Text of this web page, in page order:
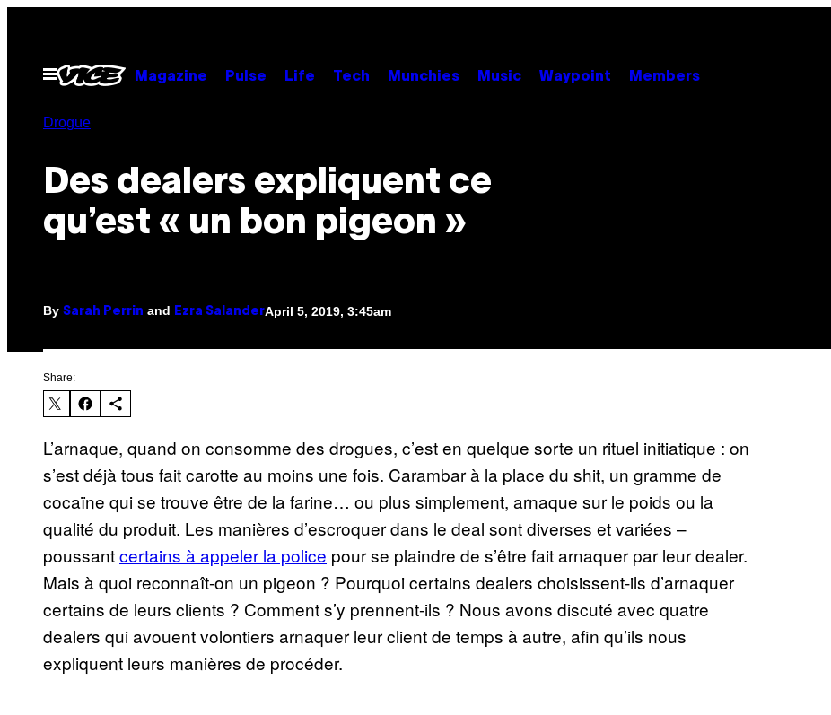
contentOpen
Menu
Magazine Pulse Life Tech Munchies Music Waypoint Members
Drogue
Des dealers expliquent ce
qu’est « un bon pigeon »
By Sarah Perrin and Ezra SalanderApril 5, 2019, 3:45am
Share:
L’arnaque, quand on consomme des drogues, c’est en quelque sorte un rituel initiatique : on
s’est déjà tous fait carotte au moins une fois. Carambar à la place du shit, un gramme de
cocaïne qui se trouve être de la farine… ou plus simplement, arnaque sur le poids ou la
qualité du produit. Les manières d’escroquer dans le deal sont diverses et variées –
poussantcertains à appeler la police pour se plaindre de s’être fait arnaquer par leur dealer.
Mais à quoi reconnaît-on un pigeon ? Pourquoi certains dealers choisissent-ils d’arnaquer
certains de leurs clients ? Comment s’y prennent-ils ? Nous avons discuté avec quatre
dealers qui avouent volontiers arnaquer leur client de temps à autre, afin qu’ils nous
expliquent leurs manières de procéder.